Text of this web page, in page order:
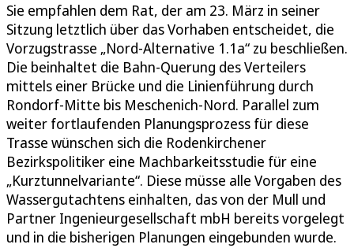
Sie empfahlen dem Rat, der am 23. März in seiner
Sitzung letztlich über das Vorhaben entscheidet, die
Vorzugstrasse „Nord-Alternative 1.1a“ zu beschließen.
Die beinhaltet die Bahn-Querung des Verteilers
mittels einer Brücke und die Linienführung durch
Rondorf-Mitte bis Meschenich-Nord. Parallel zum
weiter fortlaufenden Planungsprozess für diese
Trasse wünschen sich die Rodenkirchener
Bezirkspolitiker eine Machbarkeitsstudie für eine
„Kurztunnelvariante“. Diese müsse alle Vorgaben des
Wassergutachtens einhalten, das von der Mull und
Partner Ingenieurgesellschaft mbH bereits vorgelegt
und in die bisherigen Planungen eingebunden wurde.